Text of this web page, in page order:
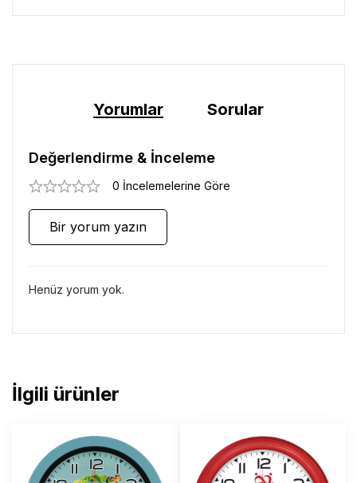
Yorumlar Sorular
Değerlendirme & İnceleme
0 İncelemelerine Göre
Bir yorum yazın
Henüz yorum yok.
İlgili ürünler